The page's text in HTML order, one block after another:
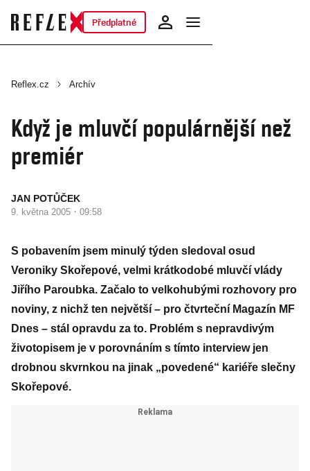
Předplatné
Reflex.cz Archív
Když je mluvčí populárnější než
premiér
JAN POTŮČEK
9. května 2005 · 09:58
S pobavením jsem minulý týden sledoval osud
Veroniky Skořepové, velmi krátkodobé mluvčí vlády
Jiřího Paroubka. Začalo to velkohubými rozhovory pro
noviny, z nichž ten největší – pro čtvrteční Magazín MF
Dnes – stál opravdu za to. Problém s nepravdivým
životopisem je v porovnáním s tímto interview jen
drobnou skvrnkou na jinak „povedené“ kariéře slečny
Skořepové.